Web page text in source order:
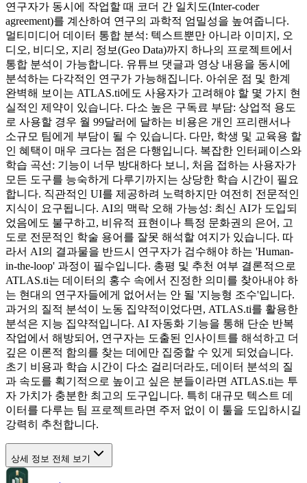
연구자가 동시에 작업할 때 코더 간 일치도(Inter-coder
agreement)를 계산하여 연구의 과학적 엄밀성을 높여줍니다.
멀티미디어 데이터 통합 분석: 텍스트뿐만 아니라 이미지, 오
디오, 비디오, 지리 정보(Geo Data)까지 하나의 프로젝트에서
통합 분석이 가능합니다. 유튜브 댓글과 영상 내용을 동시에
분석하는 다각적인 연구가 가능해집니다. 아쉬운 점 및 한계
완벽해 보이는 ATLAS.ti에도 사용자가 고려해야 할 몇 가지 현
실적인 제약이 있습니다. 다소 높은 구독료 부담: 상업적 용도
로 사용할 경우 월 99달러에 달하는 비용은 개인 프리랜서나
소규모 팀에게 부담이 될 수 있습니다. 다만, 학생 및 교육용 할
인 혜택이 매우 크다는 점은 다행입니다. 복잡한 인터페이스와
학습 곡선: 기능이 너무 방대하다 보니, 처음 접하는 사용자가
모든 도구를 능숙하게 다루기까지는 상당한 학습 시간이 필요
합니다. 직관적인 UI를 제공하려 노력하지만 여전히 전문적인
지식이 요구됩니다. AI의 맥락 오해 가능성: 최신 AI가 도입되
었음에도 불구하고, 비유적 표현이나 특정 문화권의 은어, 고
도로 전문적인 학술 용어를 잘못 해석할 여지가 있습니다. 따
라서 AI의 결과물을 반드시 연구자가 검수해야 하는 'Human-
in-the-loop' 과정이 필수입니다. 총평 및 추천 여부 결론적으로
ATLAS.ti는 데이터의 홍수 속에서 진정한 의미를 찾아내야 하
는 현대의 연구자들에게 없어서는 안 될 '지능형 조수'입니다.
과거의 질적 분석이 노동 집약적이었다면, ATLAS.ti를 활용한
분석은 지능 집약적입니다. AI 자동화 기능을 통해 단순 반복
작업에서 해방되어, 연구자는 도출된 인사이트를 해석하고 더
깊은 이론적 함의를 찾는 데에만 집중할 수 있게 되었습니다.
초기 비용과 학습 시간이 다소 걸리더라도, 데이터 분석의 질
과 속도를 획기적으로 높이고 싶은 분들이라면 ATLAS.ti는 투
자 가치가 충분한 최고의 도구입니다. 특히 대규모 텍스트 데
이터를 다루는 팀 프로젝트라면 주저 없이 이 툴을 도입하시길
강력히 추천합니다.
상세 정보 전체 보기